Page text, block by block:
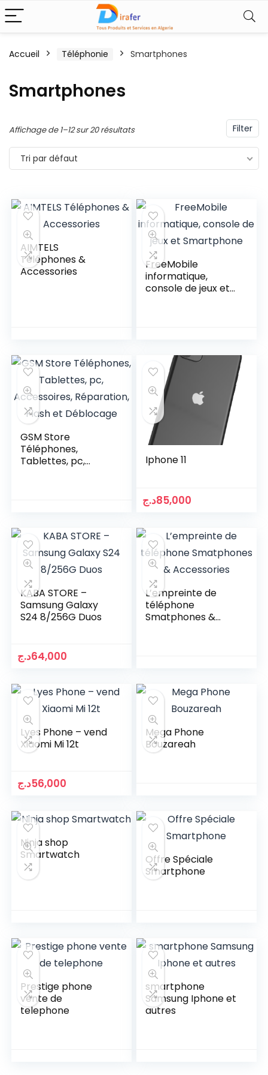
Accueil Téléphonie Smartphones
Smartphones
Filter
Affichage de 1–12 sur 20 résultats
Tri par défaut
AIMTELS
Téléphones &
Accessories
FreeMobile
informatique,
console de jeux et
GSM Store
Téléphones,
Tablettes, pc,
Iphone 11
85,000د.ج
KABA STORE –
Samsung Galaxy
S24 8/256G Duos
64,000د.ج
L’empreinte de
téléphone
Smatphones &
Lyes Phone – vend
Xiaomi Mi 12t
56,000د.ج
Mega Phone
Bouzareah
Ninja shop
Smartwatch
Offre Spéciale
Smartphone
Prestige phone
vente de
telephone
smartphone
Samsung Iphone et
autres